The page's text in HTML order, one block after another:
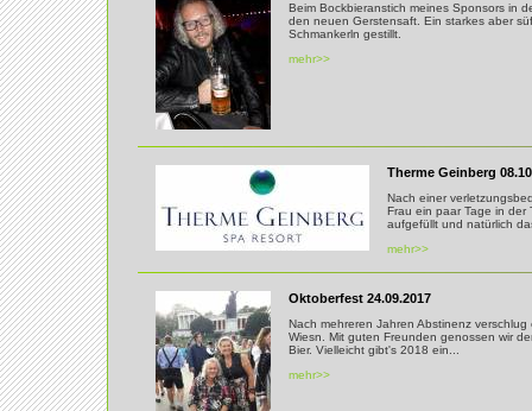
Beim Bockbieranstich meines Sponsors in
den neuen Gerstensaft. Ein starkes aber
Schmankerln gestillt.
mehr>>
Therme Geinberg
Nach einer
Frau ein paar Tage in der
aufgefüllt und natürlich
mehr>>
Oktoberfest 24.09.2017
Nach mehreren Jahren Abstinenz
Wiesn. Mit guten Freunden genossen wir
Bier. Vielleicht gibt's 2018 ein...
mehr>>